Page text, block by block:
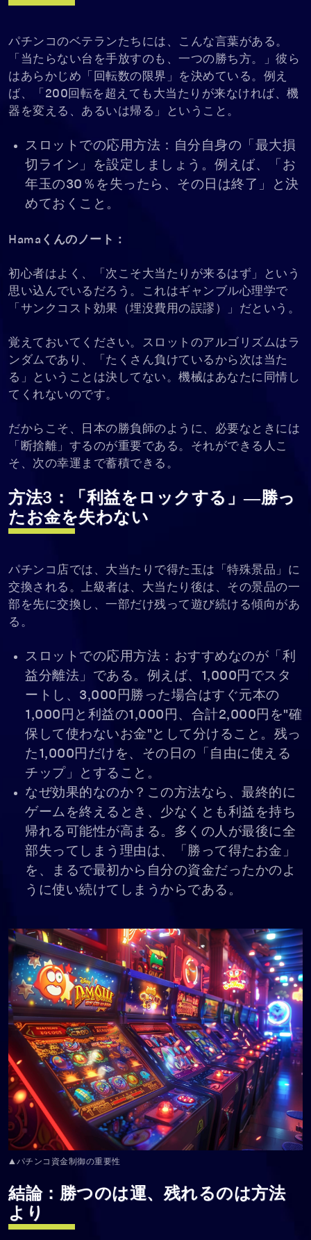
パチンコのベテランたちには、こんな言葉がある。
「当たらない台を手放すのも、一つの勝ち方。」彼ら
はあらかじめ「回転数の限界」を決めている。例え
ば、「200回転を超えても大当たりが来なければ、機
器を変える、あるいは帰る」ということ。
スロットでの応用方法：自分自身の「最大損
切ライン」を設定しましょう。例えば、「お
年玉の30％を失ったら、その日は終了」と決
めておくこと。
Hamaくんのノート：
初心者はよく、「次こそ大当たりが来るはず」という
思い込んでいるだろう。これはギャンブル心理学で
「サンクコスト効果（埋没費用の誤謬）」だという。
覚えておいてください。スロットのアルゴリズムはラ
ンダムであり、「たくさん負けているから次は当た
る」ということは決してない。機械はあなたに同情し
てくれないのです。
だからこそ、日本の勝負師のように、必要なときには
「断捨離」するのが重要である。それができる人こ
そ、次の幸運まで蓄積できる。
方法3：「利益をロックする」―勝っ
たお金を失わない
パチンコ店では、大当たりで得た玉は「特殊景品」に
交換される。上級者は、大当たり後は、その景品の一
部を先に交換し、一部だけ残って遊び続ける傾向があ
る。
スロットでの応用方法：おすすめなのが「利
益分離法」である。例えば、1,000円でスタ
ートし、3,000円勝った場合はすぐ元本の
1,000円と利益の1,000円、合計2,000円を"確
保して使わないお金"として分けること。残っ
た1,000円だけを、その日の「自由に使える
チップ」とすること。
なぜ効果的なのか？この方法なら、最終的に
ゲームを終えるとき、少なくとも利益を持ち
帰れる可能性が高まる。多くの人が最後に全
部失ってしまう理由は、「勝って得たお金」
を、まるで最初から自分の資金だったかのよ
うに使い続けてしまうからである。
▲パチンコ資金制御の重要性
結論：勝つのは運、残れるのは方法
より